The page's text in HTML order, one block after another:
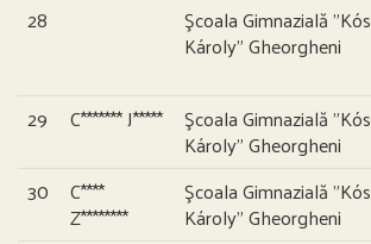
28
Şcoala Gimnazială ”Kós
Károly” Gheorgheni
29
C******* J***** Şcoala Gimnazială ”Kós
Károly” Gheorgheni
30
C****
Z********
Şcoala Gimnazială ”Kós
Károly” Gheorgheni